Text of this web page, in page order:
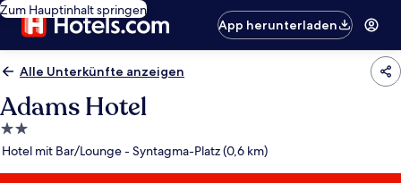
Zum Hauptinhalt springen
App herunterladen
Alle Unterkünfte anzeigen
Adams Hotel
2.0-
Sterne-
Hotel mit Bar/Lounge - Syntagma-Platz (0,6 km)